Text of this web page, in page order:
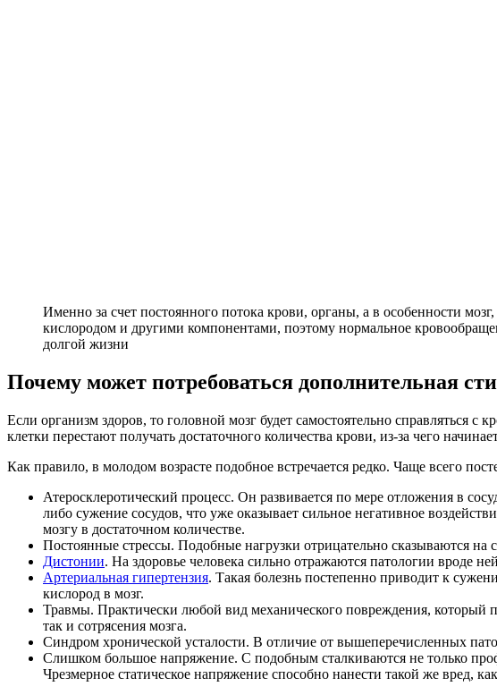
Именно за счет постоянного потока крови, органы, а в особенности
кислородом и другими компонентами, поэтому нормальное
долгой жизни
Почему может потребоваться дополнительная
Если организм здоров, то головной мозг будет самостоятельно справляться
клетки перестают получать достаточного количества крови, из-за чего
Как правило, в молодом возрасте подобное встречается редко. Чаще всего
Атеросклеротический процесс. Он развивается по мере отложения в
либо сужение сосудов, что уже оказывает сильное негативное
мозгу в достаточном количестве.
Постоянные стрессы. Подобные нагрузки отрицательно сказываются
Дистонии. На здоровье человека сильно отражаются патологии вроде
Артериальная гипертензия. Такая болезнь постепенно приводит к
кислород в мозг.
Травмы. Практически любой вид механического повреждения,
так и сотрясения мозга.
Синдром хронической усталости. В отличие от вышеперечисленных
Слишком большое напряжение. С подобным сталкиваются не только
Чрезмерное статическое напряжение способно нанести такой же вред,